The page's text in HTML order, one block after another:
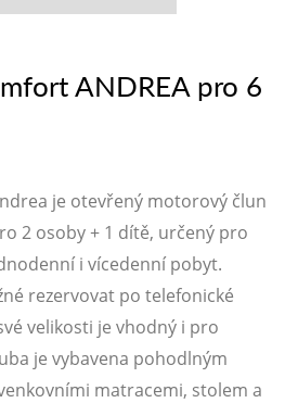
ANDREA pro 6
je otevřený motorový člun
2 osoby + 1 dítě, určený pro
i vícedenní pobyt.
rezervovat po telefonické
velikosti je vhodný i pro
je vybavena pohodlným
matracemi, stolem a